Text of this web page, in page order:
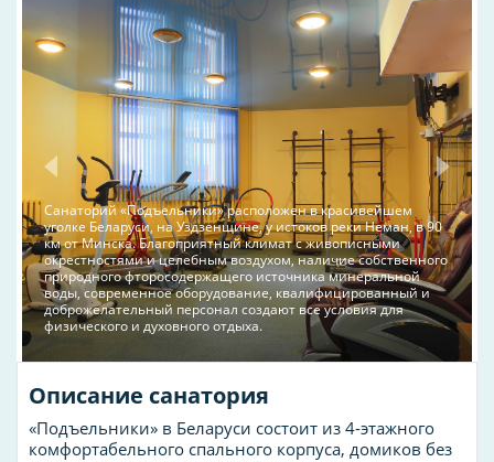
Cанаторий «Подъельники» расположен в красивейшем
уголке Беларуси, на Уздзенщине, у истоков реки Неман, в 90
км от Минска. Благоприятный климат с живописными
окрестностями и целебным воздухом, наличие собственного
природного фторосодержащего источника минеральной
воды, современное оборудование, квалифицированный и
доброжелательный персонал создают все условия для
физического и духовного отдыха.
Описание санатория
«Подъельники» в Беларуси состоит из 4-этажного
комфортабельного спального корпуса, домиков без